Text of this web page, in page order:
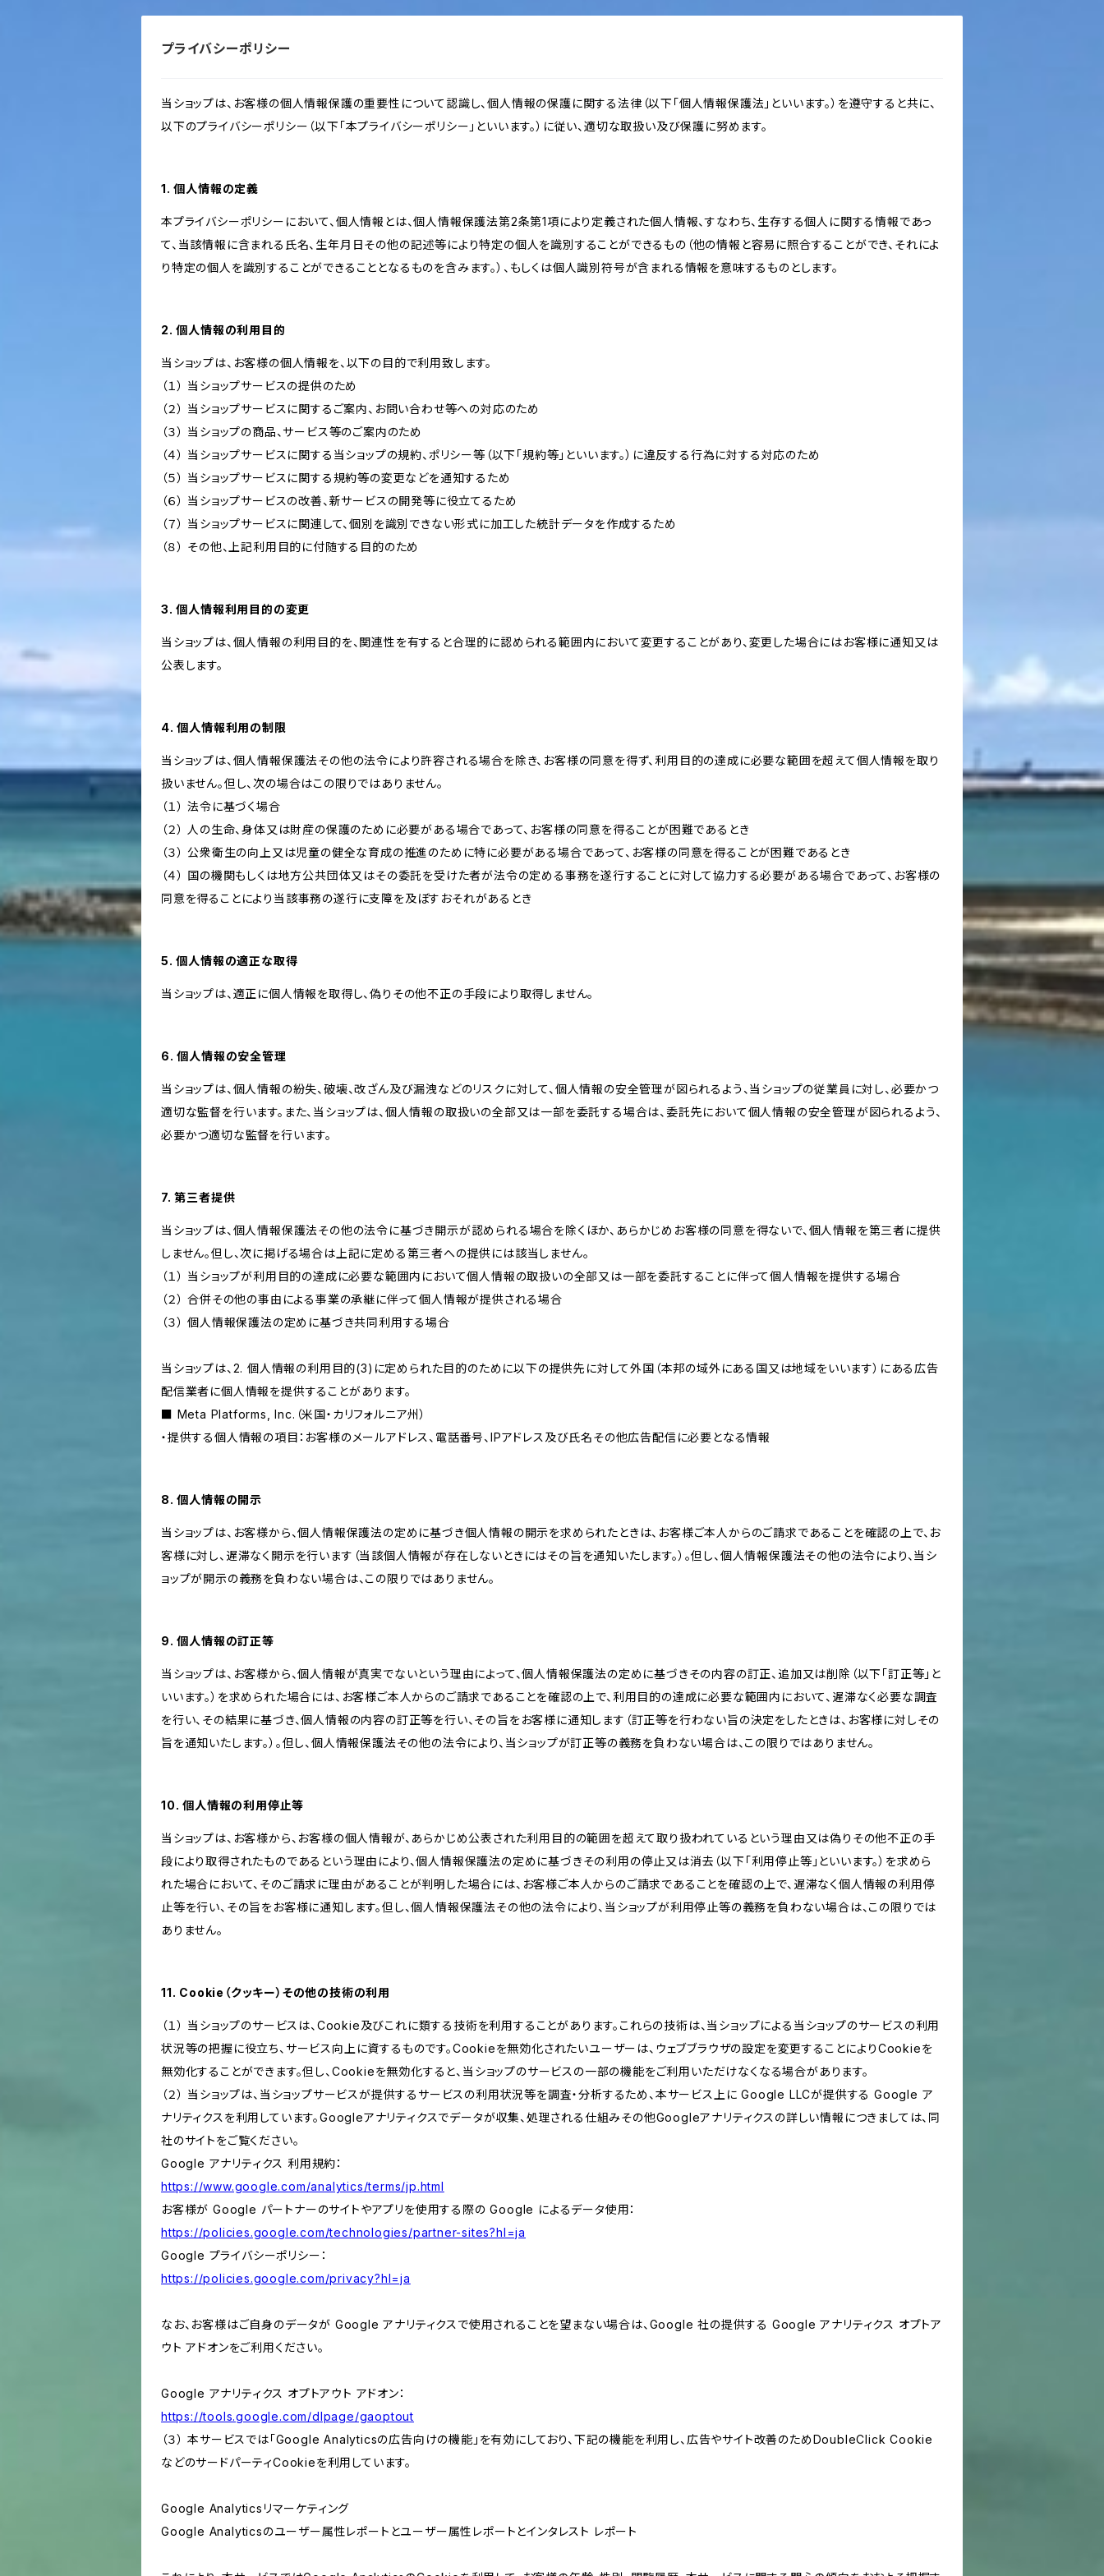
プライバシーポリシー
当ショップは、お客様の個人情報保護の重要性について認識し、個人情報の保護に関する法律（以下「個人情報保護法」といいます。）を遵守すると共に、
以下のプライバシーポリシー（以下「本プライバシーポリシー」といいます。）に従い、適切な取扱い及び保護に努めます。
1. 個人情報の定義
本プライバシーポリシーにおいて、個人情報とは、個人情報保護法第2条第1項により定義された個人情報、すなわち、生存する個人に関する情報であっ
て、当該情報に含まれる氏名、生年月日その他の記述等により特定の個人を識別することができるもの（他の情報と容易に照合することができ、それによ
り特定の個人を識別することができることとなるものを含みます。）、もしくは個人識別符号が含まれる情報を意味するものとします。
2. 個人情報の利用目的
当ショップは、お客様の個人情報を、以下の目的で利用致します。
（１） 当ショップサービスの提供のため
（２） 当ショップサービスに関するご案内、お問い合わせ等への対応のため
（３） 当ショップの商品、サービス等のご案内のため
（４） 当ショップサービスに関する当ショップの規約、ポリシー等（以下「規約等」といいます。）に違反する行為に対する対応のため
（５） 当ショップサービスに関する規約等の変更などを通知するため
（６） 当ショップサービスの改善、新サービスの開発等に役立てるため
（７） 当ショップサービスに関連して、個別を識別できない形式に加工した統計データを作成するため
（８） その他、上記利用目的に付随する目的のため
3. 個人情報利用目的の変更
当ショップは、個人情報の利用目的を、関連性を有すると合理的に認められる範囲内において変更することがあり、変更した場合にはお客様に通知又は
公表します。
4. 個人情報利用の制限
当ショップは、個人情報保護法その他の法令により許容される場合を除き、お客様の同意を得ず、利用目的の達成に必要な範囲を超えて個人情報を取り
扱いません。但し、次の場合はこの限りではありません。
（１） 法令に基づく場合
（２） 人の生命、身体又は財産の保護のために必要がある場合であって、お客様の同意を得ることが困難であるとき
（３） 公衆衛生の向上又は児童の健全な育成の推進のために特に必要がある場合であって、お客様の同意を得ることが困難であるとき
（４） 国の機関もしくは地方公共団体又はその委託を受けた者が法令の定める事務を遂行することに対して協力する必要がある場合であって、お客様の
同意を得ることにより当該事務の遂行に支障を及ぼすおそれがあるとき
5. 個人情報の適正な取得
当ショップは、適正に個人情報を取得し、偽りその他不正の手段により取得しません。
6. 個人情報の安全管理
当ショップは、個人情報の紛失、破壊、改ざん及び漏洩などのリスクに対して、個人情報の安全管理が図られるよう、当ショップの従業員に対し、必要かつ
適切な監督を行います。また、当ショップは、個人情報の取扱いの全部又は一部を委託する場合は、委託先において個人情報の安全管理が図られるよう、
必要かつ適切な監督を行います。
7. 第三者提供
当ショップは、個人情報保護法その他の法令に基づき開示が認められる場合を除くほか、あらかじめお客様の同意を得ないで、個人情報を第三者に提供
しません。但し、次に掲げる場合は上記に定める第三者への提供には該当しません。
（１） 当ショップが利用目的の達成に必要な範囲内において個人情報の取扱いの全部又は一部を委託することに伴って個人情報を提供する場合
（２） 合併その他の事由による事業の承継に伴って個人情報が提供される場合
（３） 個人情報保護法の定めに基づき共同利用する場合
当ショップは、2. 個人情報の利用目的(3)に定められた目的のために以下の提供先に対して外国（本邦の域外にある国又は地域をいいます）にある広告
配信業者に個人情報を提供することがあります。
■ Meta Platforms, Inc.（米国・カリフォルニア州）
・提供する個人情報の項目：お客様のメールアドレス、電話番号、IPアドレス及び氏名その他広告配信に必要となる情報
8. 個人情報の開示
当ショップは、お客様から、個人情報保護法の定めに基づき個人情報の開示を求められたときは、お客様ご本人からのご請求であることを確認の上で、お
客様に対し、遅滞なく開示を行います（当該個人情報が存在しないときにはその旨を通知いたします。）。但し、個人情報保護法その他の法令により、当シ
ョップが開示の義務を負わない場合は、この限りではありません。
9. 個人情報の訂正等
当ショップは、お客様から、個人情報が真実でないという理由によって、個人情報保護法の定めに基づきその内容の訂正、追加又は削除（以下「訂正等」と
いいます。）を求められた場合には、お客様ご本人からのご請求であることを確認の上で、利用目的の達成に必要な範囲内において、遅滞なく必要な調査
を行い、その結果に基づき、個人情報の内容の訂正等を行い、その旨をお客様に通知します（訂正等を行わない旨の決定をしたときは、お客様に対しその
旨を通知いたします。）。但し、個人情報保護法その他の法令により、当ショップが訂正等の義務を負わない場合は、この限りではありません。
10. 個人情報の利用停止等
当ショップは、お客様から、お客様の個人情報が、あらかじめ公表された利用目的の範囲を超えて取り扱われているという理由又は偽りその他不正の手
段により取得されたものであるという理由により、個人情報保護法の定めに基づきその利用の停止又は消去（以下「利用停止等」といいます。）を求めら
れた場合において、そのご請求に理由があることが判明した場合には、お客様ご本人からのご請求であることを確認の上で、遅滞なく個人情報の利用停
止等を行い、その旨をお客様に通知します。但し、個人情報保護法その他の法令により、当ショップが利用停止等の義務を負わない場合は、この限りでは
ありません。
11. Cookie（クッキー）その他の技術の利用
（１） 当ショップのサービスは、Cookie及びこれに類する技術を利用することがあります。これらの技術は、当ショップによる当ショップのサービスの利用
状況等の把握に役立ち、サービス向上に資するものです。Cookieを無効化されたいユーザーは、ウェブブラウザの設定を変更することによりCookieを
無効化することができます。但し、Cookieを無効化すると、当ショップのサービスの一部の機能をご利用いただけなくなる場合があります。
（２） 当ショップは、当ショップサービスが提供するサービスの利用状況等を調査・分析するため、本サービス上に Google LLCが提供する Google ア
ナリティクスを利用しています。Googleアナリティクスでデータが収集、処理される仕組みその他Googleアナリティクスの詳しい情報につきましては、同
社のサイトをご覧ください。
Google アナリティクス 利用規約：
https://www.google.com/analytics/terms/jp.html
お客様が Google パートナーのサイトやアプリを使用する際の Google によるデータ使用：
https://policies.google.com/technologies/partner-sites?hl=ja
Google プライバシーポリシー：
https://policies.google.com/privacy?hl=ja
なお、お客様はご自身のデータが Google アナリティクスで使用されることを望まない場合は、Google 社の提供する Google アナリティクス オプトア
ウト アドオンをご利用ください。
Google アナリティクス オプトアウト アドオン：
https://tools.google.com/dlpage/gaoptout
（３） 本サービスでは「Google Analyticsの広告向けの機能」を有効にしており、下記の機能を利用し、広告やサイト改善のためDoubleClick Cookie
などのサードパーティCookieを利用しています。
Google Analyticsリマーケティング
Google Analyticsのユーザー属性レポートとユーザー属性レポートとインタレスト レポート